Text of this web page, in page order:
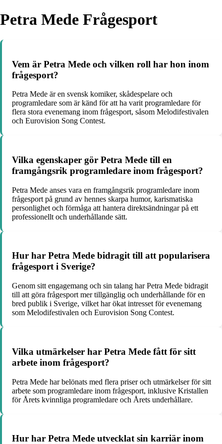
Petra Mede Frågesport
Vem är Petra Mede och vilken roll har hon inom
frågesport?
Petra Mede är en svensk komiker, skådespelare och
programledare som är känd för att ha varit programledare för
flera stora evenemang inom frågesport, såsom Melodifestivalen
och Eurovision Song Contest.
Vilka egenskaper gör Petra Mede till en
framgångsrik programledare inom frågesport?
Petra Mede anses vara en framgångsrik programledare inom
frågesport på grund av hennes skarpa humor, karismatiska
personlighet och förmåga att hantera direktsändningar på ett
professionellt och underhållande sätt.
Hur har Petra Mede bidragit till att popularisera
frågesport i Sverige?
Genom sitt engagemang och sin talang har Petra Mede bidragit
till att göra frågesport mer tillgänglig och underhållande för en
bred publik i Sverige, vilket har ökat intresset för evenemang
som Melodifestivalen och Eurovision Song Contest.
Vilka utmärkelser har Petra Mede fått för sitt
arbete inom frågesport?
Petra Mede har belönats med flera priser och utmärkelser för sitt
arbete som programledare inom frågesport, inklusive Kristallen
för Årets kvinnliga programledare och Årets underhållare.
Hur har Petra Mede utvecklat sin karriär inom